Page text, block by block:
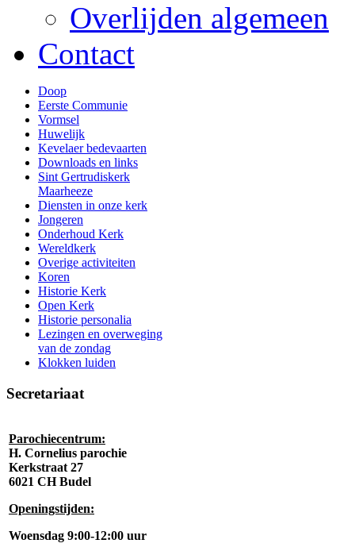
Overlijden algemeen
Contact
Doop
Eerste Communie
Vormsel
Huwelijk
Kevelaer bedevaarten
Downloads en links
Sint Gertrudiskerk
Maarheeze
Diensten in onze kerk
Jongeren
Onderhoud Kerk
Wereldkerk
Overige activiteiten
Koren
Historie Kerk
Open Kerk
Historie personalia
Lezingen en overweging
van de zondag
Klokken luiden
Secretariaat
Parochiecentrum:
H. Cornelius parochie
Kerkstraat 27
6021 CH Budel
Openingstijden:
Woensdag 9:00-12:00 uur